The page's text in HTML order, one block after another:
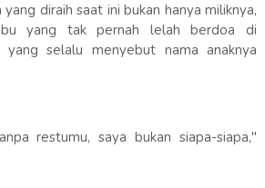
diraih saat ini bukan hanya miliknya,
yang tak pernah lelah berdoa di
yang selalu menyebut nama anaknya
restumu, saya bukan siapa-siapa,"